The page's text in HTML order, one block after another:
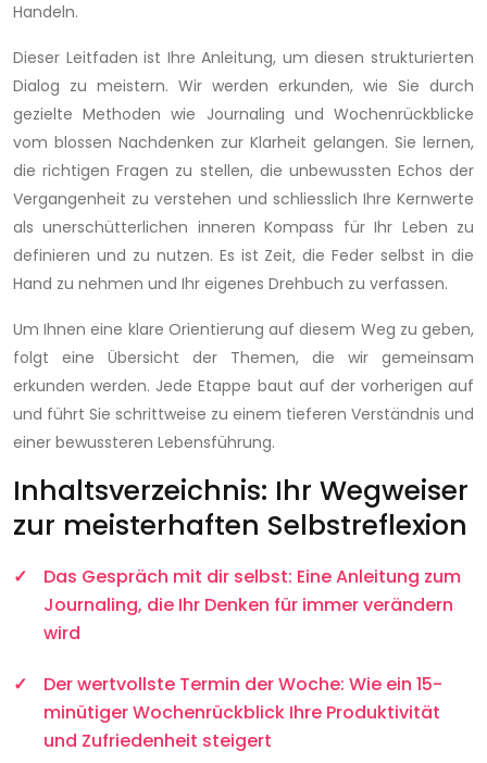
Handeln.
Dieser Leitfaden ist Ihre Anleitung, um diesen strukturierten
Dialog zu meistern. Wir werden erkunden, wie Sie durch
gezielte Methoden wie Journaling und Wochenrückblicke
vom blossen Nachdenken zur Klarheit gelangen. Sie lernen,
die richtigen Fragen zu stellen, die unbewussten Echos der
Vergangenheit zu verstehen und schliesslich Ihre Kernwerte
als unerschütterlichen inneren Kompass für Ihr Leben zu
definieren und zu nutzen. Es ist Zeit, die Feder selbst in die
Hand zu nehmen und Ihr eigenes Drehbuch zu verfassen.
Um Ihnen eine klare Orientierung auf diesem Weg zu geben,
folgt eine Übersicht der Themen, die wir gemeinsam
erkunden werden. Jede Etappe baut auf der vorherigen auf
und führt Sie schrittweise zu einem tieferen Verständnis und
einer bewussteren Lebensführung.
Inhaltsverzeichnis: Ihr Wegweiser
zur meisterhaften Selbstreflexion
Das Gespräch mit dir selbst: Eine Anleitung zum
Journaling, die Ihr Denken für immer verändern
wird
Der wertvollste Termin der Woche: Wie ein 15-
minütiger Wochenrückblick Ihre Produktivität
und Zufriedenheit steigert